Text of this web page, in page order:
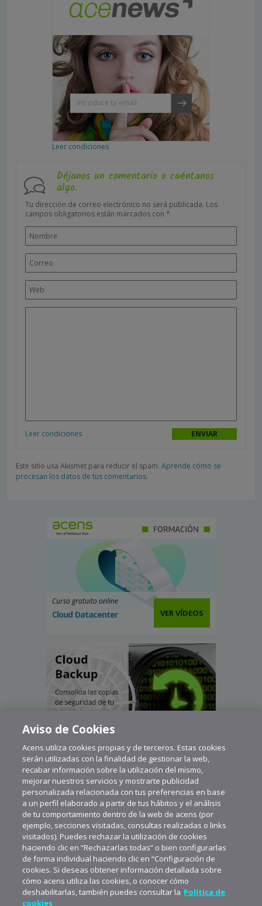
Leer condiciones
Déjanos un comentario o cuéntanos
algo.
Tu dirección de correo electrónico no será publicada. Los
campos obligatorios están marcados con *
Leer condiciones
Este sitio usa Akismet para reducir el spam. Aprende cómo se
procesan los datos de tus comentarios.
Curso gratuito online
Cloud Datacenter VER VÍDEOS
Aviso de Cookies
Acens utiliza cookies propias y de terceros. Estas cookies
serán utilizadas con la finalidad de gestionar la web,
recabar información sobre la utilización del mismo,
mejorar nuestros servicios y mostrarte publicidad
personalizada relacionada con tus preferencias en base
a un perfil elaborado a partir de tus hábitos y el análisis
de tu comportamiento dentro de la web de acens (por
ejemplo, secciones visitadas, consultas realizadas o links
visitados). Puedes rechazar la utilización de cookies
haciendo clic en “Rechazarlas todas” o bien configurarlas
de forma individual haciendo clic en “Configuración de
cookies. Si deseas obtener información detallada sobre
cómo acens utiliza las cookies, o conocer cómo
deshabilitarlas, también puedes consultar la Política de
cookies